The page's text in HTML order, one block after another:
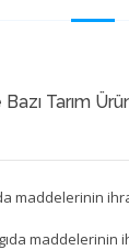
Tarım
maddelerinin
maddelerinin